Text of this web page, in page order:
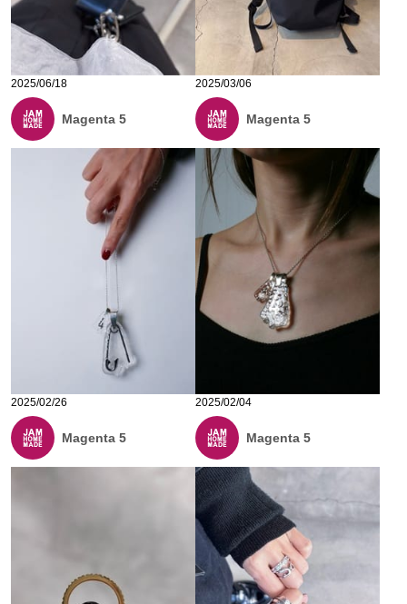
2025/06/18
Magenta 5
2025/03/06
Magenta 5
2025/02/26
Magenta 5
2025/02/04
Magenta 5